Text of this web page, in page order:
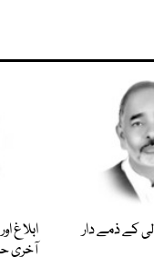
کے ذمے دار
ابلاغ
آخری